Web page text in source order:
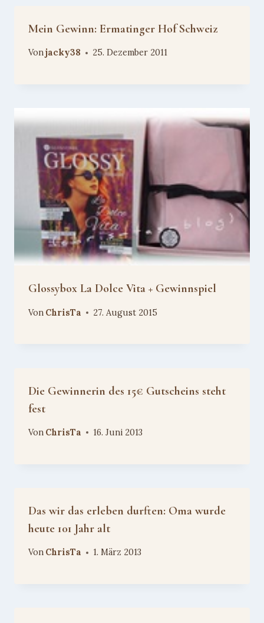
Mein Gewinn: Ermatinger Hof Schweiz
Vonjacky38 25. Dezember 2011
Glossybox La Dolce Vita + Gewinnspiel
Von ChrisTa 27. August 2015
Die Gewinnerin des 15€ Gutscheins steht
fest
Von ChrisTa 16. Juni 2013
Das wir das erleben durften: Oma wurde
heute 101 Jahr alt
Von ChrisTa 1. März 2013